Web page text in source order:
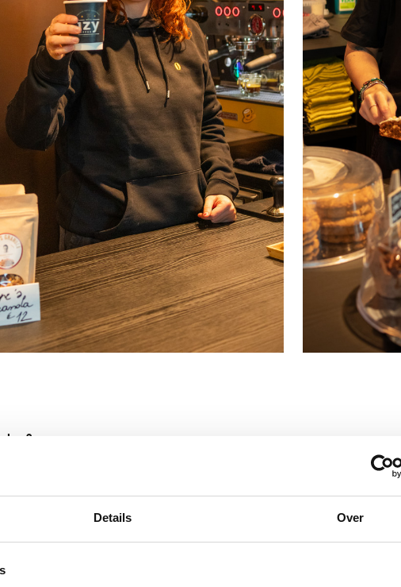
Details Over
hen?
voor hun personeel. Het assortiment
zeefdrukte
Een Belgisch merk met focus op duurzaamheid, past perfect bij het